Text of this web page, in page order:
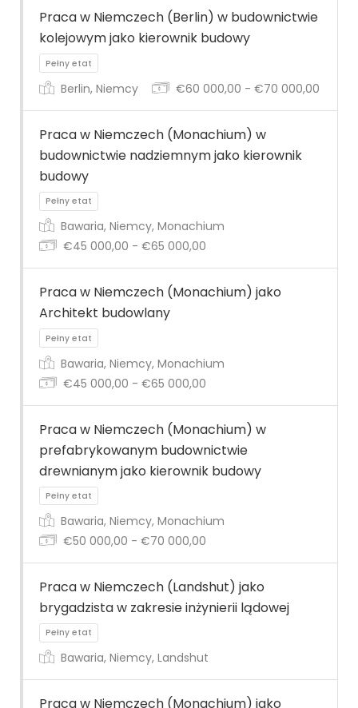
Pełny etat
Praca w Niemczech (Berlin) w budownictwie
kolejowym jako kierownik budowy
Pełny etat
Berlin, Niemcy €60 000,00 - €70 000,00
Praca w Niemczech (Monachium) w
budownictwie nadziemnym jako kierownik
budowy
Pełny etat
Bawaria, Niemcy, Monachium
€45 000,00 - €65 000,00
Praca w Niemczech (Monachium) jako
Architekt budowlany
Pełny etat
Bawaria, Niemcy, Monachium
€45 000,00 - €65 000,00
Praca w Niemczech (Monachium) w
prefabrykowanym budownictwie
drewnianym jako kierownik budowy
Bawaria, Niemcy, Monachium
€50 000,00 - €70 000,00
Praca w Niemczech (Landshut) jako
brygadzista w zakresie inżynierii lądowej
Bawaria, Niemcy, Landshut
Praca w Niemczech (Monachium) jako